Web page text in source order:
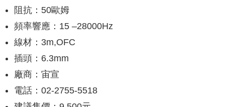
阻抗：50歐姆
頻率響應：15 –28000Hz
線材：3m,OFC
插頭：6.3mm
廠商：宙宣
電話：02-2755-5518